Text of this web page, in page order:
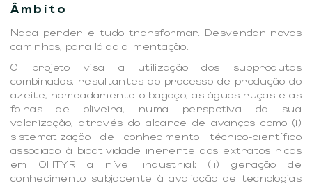
Âmbito
Nada perder e tudo transformar. Desvendar novos
caminhos, para lá da alimentação.
O projeto visa a utilização dos subprodutos
combinados, resultantes do processo de produção do
azeite, nomeadamente o bagaço, as águas ruças e as
folhas de oliveira, numa perspetiva da sua
valorização, através do alcance de avanços como (i)
sistematização de conhecimento técnico-científico
associado à bioatividade inerente aos extratos ricos
em OHTYR a nível industrial; (ii) geração de
conhecimento subjacente à avaliação de tecnologias